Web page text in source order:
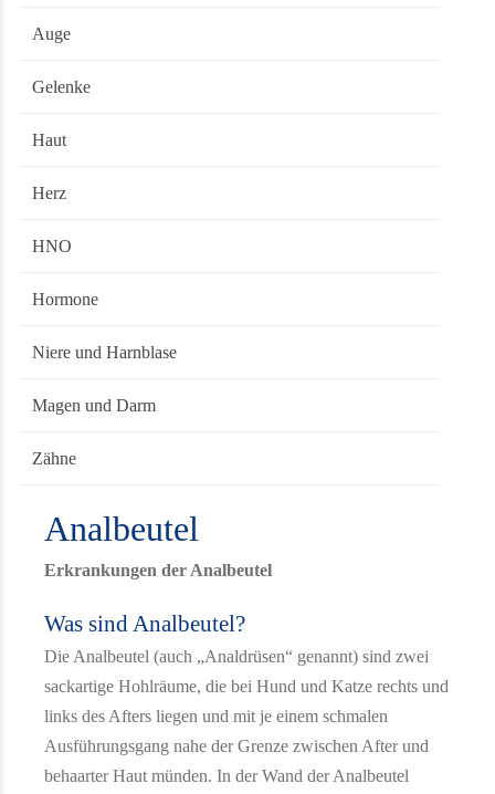
Auge
Gelenke
Haut
Herz
HNO
Hormone
Niere und Harnblase
Magen und Darm
Zähne
Analbeutel
Erkrankungen der Analbeutel
Was sind Analbeutel?
Die Analbeutel (auch „Analdrüsen“ genannt) sind zwei
sackartige Hohlräume, die bei Hund und Katze rechts und
links des Afters liegen und mit je einem schmalen
Ausführungsgang nahe der Grenze zwischen After und
behaarter Haut münden. In der Wand der Analbeutel